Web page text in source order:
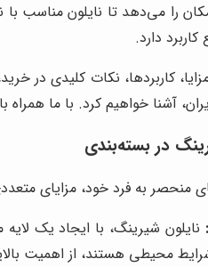
را می‌دهد تا نایلون مناسب با
دارد.
کاربردها، نکات کلیدی در
آشنا خواهیم کرد. با ما
در بسته‌بندی
منحصر به فرد خود، مزایای
نایلون شیرینگ، با ایجاد یک
محیطی هستند، از اهمیت